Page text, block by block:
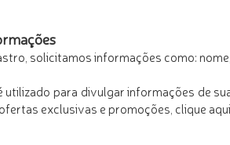
solicitamos informações como:
utilizado para divulgar informações de
exclusivas e promoções, clique aqui